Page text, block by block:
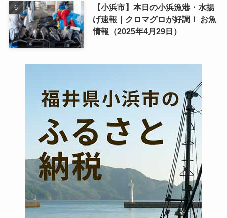
【小浜市】本日の小浜漁港・水揚
げ速報｜クロマグロが好調！ お魚
情報（2025年4月29日）